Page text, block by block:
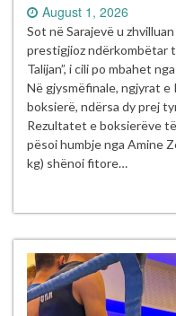
August 1, 2026
Sot në Sarajevë u
prestigjioz ndërkombëtar
Talijan”, i cili po mbahet
Në gjysmëfinale, ngjyrat
boksierë, ndërsa dy prej
Rezultatet e boksierëve
pësoi humbje nga Amine
kg) shënoi fitore…